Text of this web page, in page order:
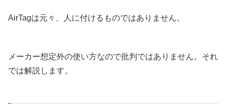
AirTagは元々、人に付けるものではありません。
メーカー想定外の使い方なので批判ではありません。それ
では解説します。